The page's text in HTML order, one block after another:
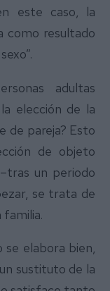
este caso, la
como resultado
adultas
elección de la
de pareja? Esto
de objeto
un periodo
se trata de
familia.
se elabora bien,
sustituto de la